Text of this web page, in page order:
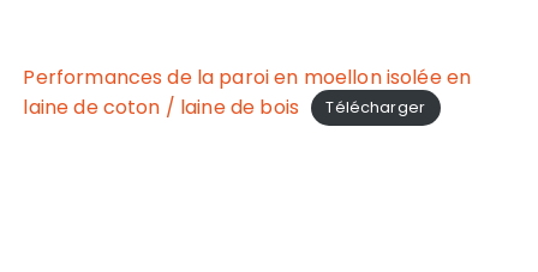
Performances de la paroi en moellon isolée en
laine de coton / laine de bois
Télécharger